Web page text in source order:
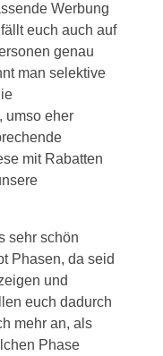
Werbung
euch auch auf
genau
man selektive
umso eher
mit Rabatten
sehr schön
Phasen, da seid
und
euch dadurch
mehr an, als
Phase